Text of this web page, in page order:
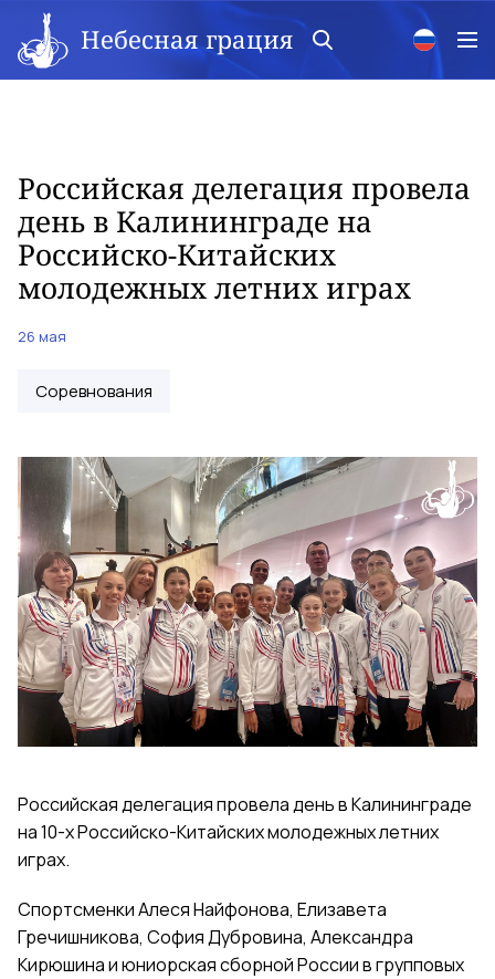
Небесная грация
Российская делегация провела
день в Калининграде на
Российско-Китайских
молодежных летних играх
26 мая
Соревнования
Российская делегация провела день в Калининграде
на 10-х Российско-Китайских молодежных летних
играх.
Спортсменки Алеся Найфонова, Елизавета
Гречишникова, София Дубровина, Александра
Кирюшина и юниорская сборной России в групповых